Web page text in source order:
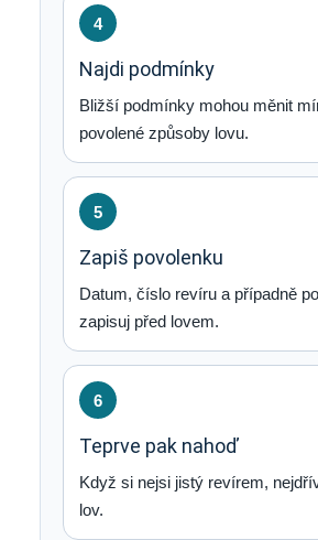
4
Najdi podmínky
Bližší podmínky mohou měnit
povolené způsoby lovu.
5
Zapiš povolenku
Datum, číslo revíru a případně
zapisuj před lovem.
6
Teprve pak nahoď
Když si nejsi jistý revírem,
lov.